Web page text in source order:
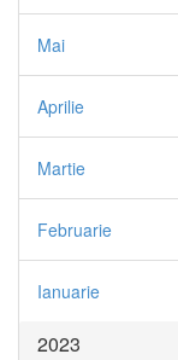
Mai
Aprilie
Martie
Februarie
Ianuarie
2023